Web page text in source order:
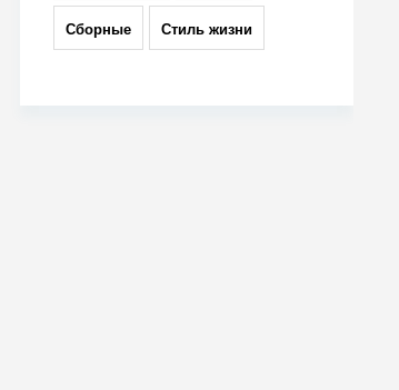
Сборные Стиль жизни